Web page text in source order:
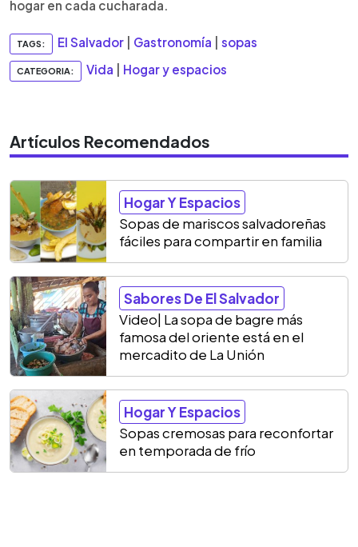
hogar en cada cucharada.
TAGS: El Salvador Gastronomía sopas
CATEGORIA: Vida Hogar y espacios
Artículos Recomendados
Hogar Y Espacios
Sopas de mariscos salvadoreñas
fáciles para compartir en familia
Sabores De El Salvador
Video| La sopa de bagre más
famosa del oriente está en el
mercadito de La Unión
Hogar Y Espacios
Sopas cremosas para reconfortar
en temporada de frío